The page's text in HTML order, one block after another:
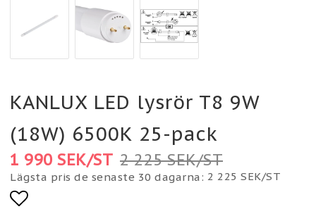
KANLUX LED lysrör T8 9W
(18W) 6500K 25-pack
2 225 SEK/ST
1 990 SEK/ST
Lägsta pris de senaste 30 dagarna 2 225 SEK/ST